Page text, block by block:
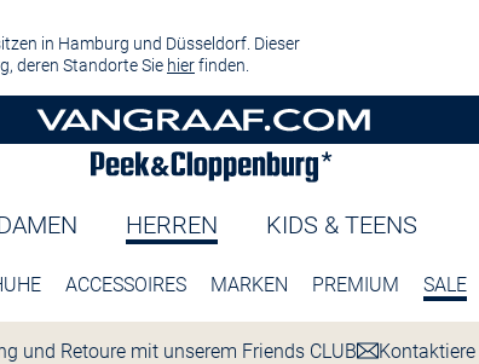
in Hamburg und Düsseldorf. Dieser
deren Standorte Sie hierfinden.
HERREN KIDS & TEENS
ACCESSOIRES MARKEN PREMIUM SALE
und Retoure mit unserem Friends CLUB Kontaktiere